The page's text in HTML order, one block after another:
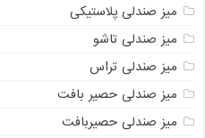
میز صندلی پلاستیکی
میز صندلی تاشو
میز صندلی تراس
میز صندلی حصیر بافت
میز صندلی حصیربافت